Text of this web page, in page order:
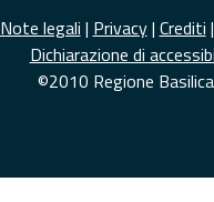
Note legali | Privacy| Crediti |
Dichiarazione di
©2010 Regione